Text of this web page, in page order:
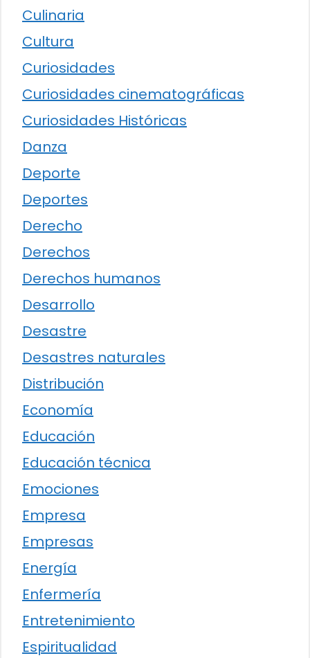
Culinaria
Cultura
Curiosidades
Curiosidades cinematográficas
Curiosidades Históricas
Danza
Deporte
Deportes
Derecho
Derechos
Derechos humanos
Desarrollo
Desastre
Desastres naturales
Distribución
Economía
Educación
Educación técnica
Emociones
Empresa
Empresas
Energía
Enfermería
Entretenimiento
Espiritualidad